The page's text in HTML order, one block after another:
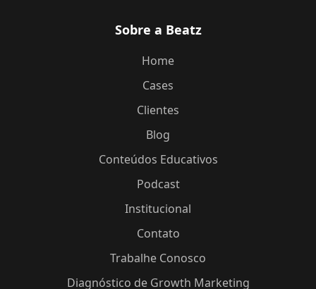
Sobre a Beatz
Home
Cases
Clientes
Blog
Conteúdos Educativos
Podcast
Institucional
Contato
Trabalhe Conosco
Diagnóstico de Growth Marketing